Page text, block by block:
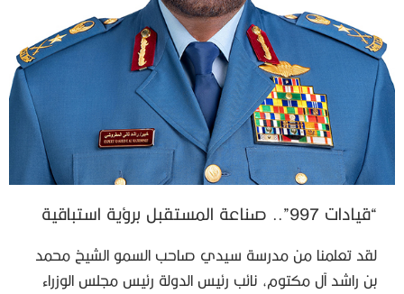
“قيادات 997”.. صناعة المستقبل برؤية استباقية
لقد تعلمنا من مدرسة سيدي صاحب السمو الشيخ محمد
بن راشد آل مكتوم، نائب رئيس الدولة رئيس مجلس الوزراء